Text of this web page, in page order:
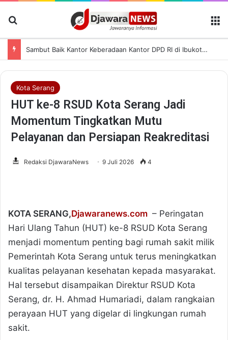
Sambut Baik Kantor Keberadaan Kantor DPD RI di Ibukota Provinsi Banten, Andra Optimis Perkuat Infrastruktur Daerah-pusat
Kota Serang
HUT ke-8 RSUD Kota Serang Jadi
Momentum Tingkatkan Mutu
Pelayanan dan Persiapan Reakreditasi
Redaksi DjawaraNews 9 Juli 2026 4
KOTA SERANG,Djawaranews.com – Peringatan
Hari Ulang Tahun (HUT) ke-8 RSUD Kota Serang
menjadi momentum penting bagi rumah sakit milik
Pemerintah Kota Serang untuk terus meningkatkan
kualitas pelayanan kesehatan kepada masyarakat.
Hal tersebut disampaikan Direktur RSUD Kota
Serang, dr. H. Ahmad Humariadi, dalam rangkaian
perayaan HUT yang digelar di lingkungan rumah
sakit.